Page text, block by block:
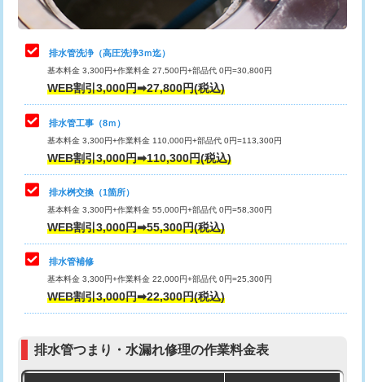
排水管工事（排水管工事/3ｍまで） 55,000円
排水管工事（追加 排水管工事/3ｍ超
え）
マス交換（土の掘削・埋め戻し作業）
マス交換（深さ50㎝未満）
マス交換（深さ50㎝以上）
コンクリート斫り（厚さ10㎝まで）
コンクリート斫り（厚さ10㎝超え）
モルタル補修（厚さ10㎝まで）
モルタル補修（厚さ10㎝超え）
追加人工 16,500円
止水・漏水調査・防水処理・清掃・修
理・調整・分解・加工など（中作業）
22,000円
止水・漏水調査・防水処理・清掃・修
理・調整・分解・加工など（重作業）
33,000円
その他部品の脱着
交換・取付（タンク）
交換・取付(単水栓（壁付・デッキ
式）)
交換・取付(混合水栓（壁付・デッキ
式・ワンホール）)
16,500円+材料費
交換・取付(排水栓・排水トラップ
交換・取付（その他部品） 11,000円+材料費
持込商品取付（単水栓） 13,200円
排水管洗浄（高圧洗浄3ｍ迄）
基本料金 3,300円+作業料金 27,500円+部品代 0円=30,800円
WEB割引3,000円➡27,800円(税込)
排水管工事（8ｍ）
基本料金 3,300円+作業料金 110,000円+部品代 0円=113,300円
WEB割引3,000円➡110,300円(税込)
排水桝交換（1箇所）
基本料金 3,300円+作業料金 55,000円+部品代 0円=58,300円
WEB割引3,000円➡55,300円(税込)
排水管補修
基本料金 3,300円+作業料金 22,000円+部品代 0円=25,300円
WEB割引3,000円➡22,300円(税込)
排水管つまり・水漏れ修理の作業料金表